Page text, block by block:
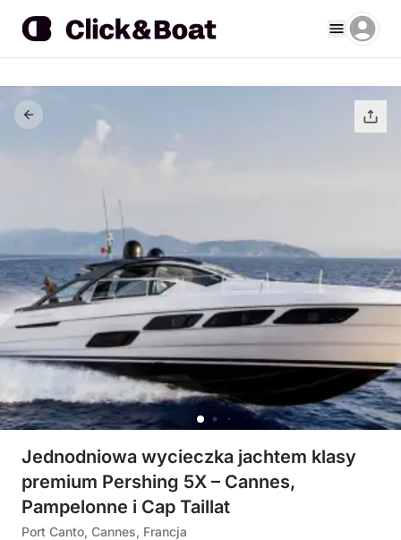
Jednodniowa wycieczka jachtem klasy
premium Pershing 5X – Cannes,
Pampelonne i Cap Taillat
Port Canto, Cannes, Francja